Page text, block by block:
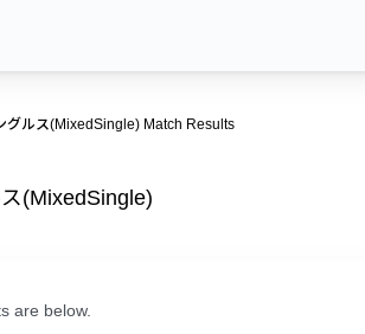
グルス(MixedSingle) Match Results
(MixedSingle)
are below.